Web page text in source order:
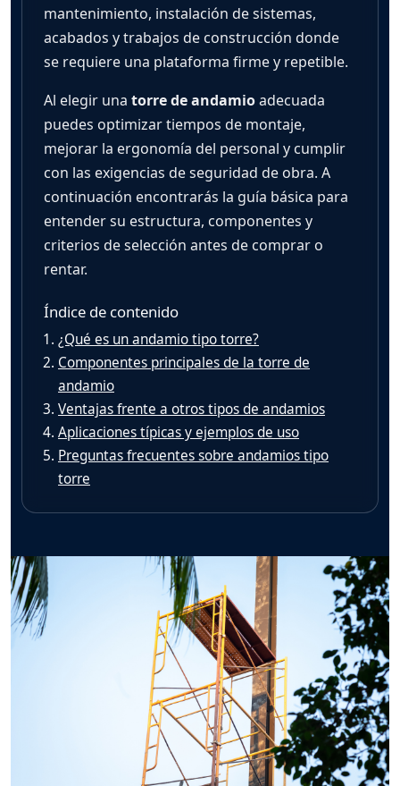
mantenimiento, instalación de sistemas,
acabados y trabajos de construcción donde
se requiere una plataforma firme y repetible.
Al elegir una torre de andamioadecuada
puedes optimizar tiempos de montaje,
mejorar la ergonomía del personal y cumplir
con las exigencias de seguridad de obra. A
continuación encontrarás la guía básica para
entender su estructura, componentes y
criterios de selección antes de comprar o
rentar.
Índice de contenido
¿Qué es un andamio tipo torre?
Componentes principales de la torre de
andamio
Ventajas frente a otros tipos de andamios
Aplicaciones típicas y ejemplos de uso
Preguntas frecuentes sobre andamios tipo
torre